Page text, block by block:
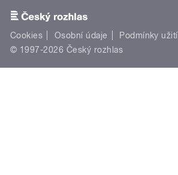
Cookies Osobní údaje Podmínky užití
© 1997-2026 Český rozhlas